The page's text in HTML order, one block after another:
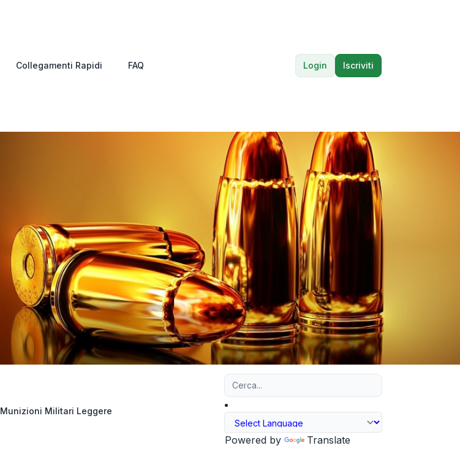
Collegamenti Rapidi FAQ Login Iscriviti
Munizioni Militari Leggere
Powered by Translate